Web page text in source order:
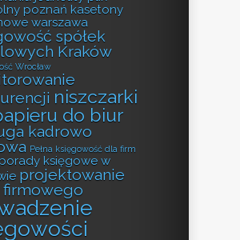
poznań kasetony
warszawa
spółek
Kraków
Wrocław
niszczarki
do biur
kadrowo
Pełna księgowość dla firm
porady księgowe w
projektowanie